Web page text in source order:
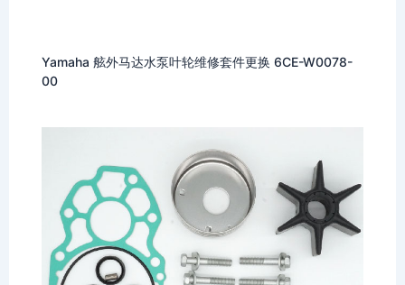
Yamaha 舷外马达水泵叶轮维修套件更换 6CE-W0078-
00